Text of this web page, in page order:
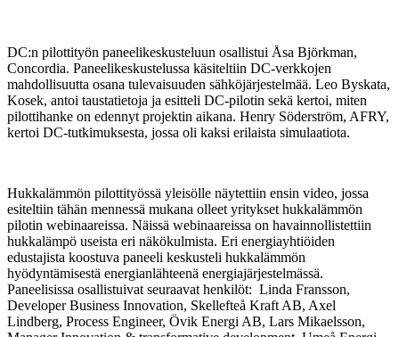
DC:n pilottityön paneelikeskusteluun osallistui Åsa Björkman,
Concordia. Paneelikeskustelussa käsiteltiin DC-verkkojen
mahdollisuutta osana tulevaisuuden sähköjärjestelmää. Leo Byskata,
Kosek, antoi taustatietoja ja esitteli DC-pilotin sekä kertoi, miten
pilottihanke on edennyt projektin aikana. Henry Söderström, AFRY,
kertoi DC-tutkimuksesta, jossa oli kaksi erilaista simulaatiota.
Hukkalämmön pilottityössä yleisölle näytettiin ensin video, jossa
esiteltiin tähän mennessä mukana olleet yritykset hukkalämmön
pilotin webinaareissa. Näissä webinaareissa on havainnollistettiin
hukkalämpö useista eri näkökulmista. Eri energiayhtiöiden
edustajista koostuva paneeli keskusteli hukkalämmön
hyödyntämisestä energianlähteenä energiajärjestelmässä.
Paneelisissa osallistuivat seuraavat henkilöt: Linda Fransson,
Developer Business Innovation, Skellefteå Kraft AB, Axel
Lindberg, Process Engineer, Övik Energi AB, Lars Mikaelsson,